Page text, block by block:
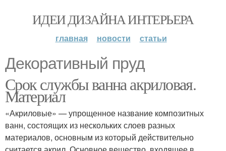
ИДЕИ ДИЗАЙНА ИНТЕРЬЕРА
главная новости статьи
Декоративный пруд
Срок службы ванна акриловая.
Материал
«Акриловые» — упрощенное название композитных
ванн, состоящих из нескольких слоев разных
материалов, основным из который действительно